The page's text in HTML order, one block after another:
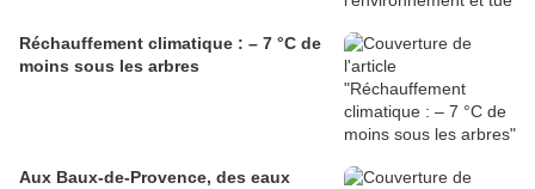
Réchauffement climatique : – 7 °C de
moins sous les arbres
Aux Baux-de-Provence, des eaux